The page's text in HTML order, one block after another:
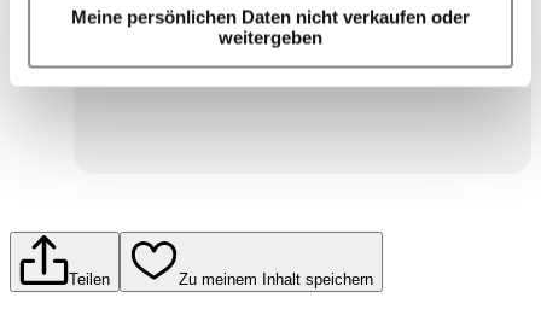
Meine persönlichen Daten nicht verkaufen oder
weitergeben
Für weitere Informationen lesen Sie bitte die
Einwilligungserklärung zum Datenschutz.
Teilen Zu meinem Inhalt speichern